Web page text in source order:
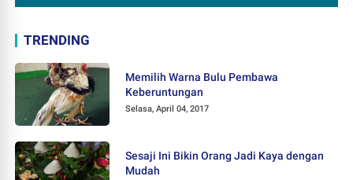
TRENDING
Memilih Warna Bulu Pembawa
Keberuntungan
Selasa, April 04, 2017
Sesaji Ini Bikin Orang Jadi Kaya dengan
Mudah